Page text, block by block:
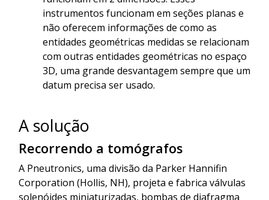
instrumentos funcionam em seções planas e
não oferecem informações de como as
entidades geométricas medidas se relacionam
com outras entidades geométricas no espaço
3D, uma grande desvantagem sempre que um
datum precisa ser usado.
A solução
Recorrendo a tomógrafos
A Pneutronics, uma divisão da Parker Hannifin
Corporation (Hollis, NH), projeta e fabrica válvulas
solenóides miniaturizadas, bombas de diafragma